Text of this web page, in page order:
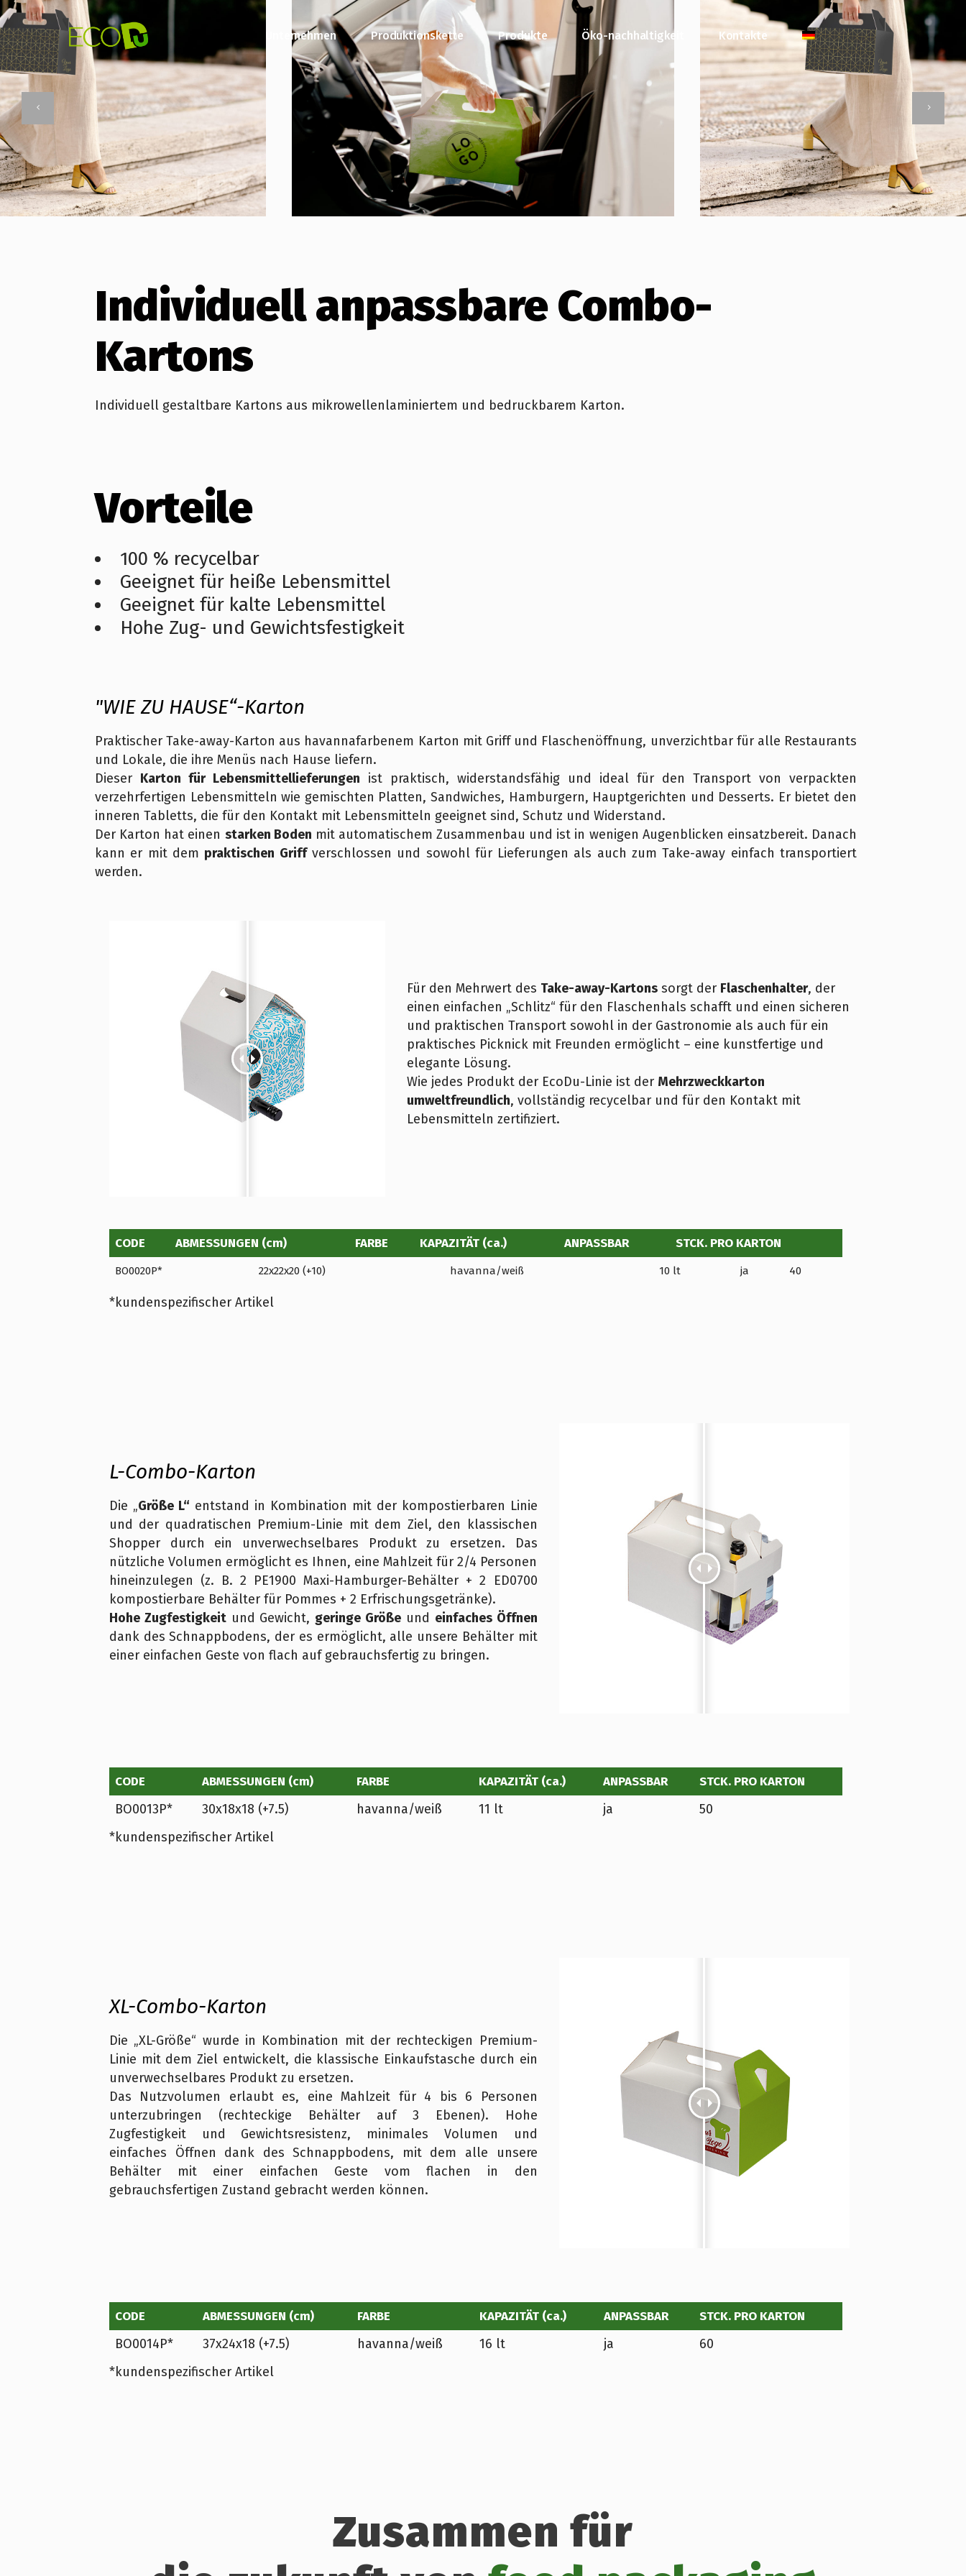
Unternehmen Produktionskette Produkte Öko-nachhaltigkeit Kontakte
Individuell anpassbare Combo-
Kartons
Individuell gestaltbare Kartons aus mikrowellenlaminiertem und bedruckbarem Karton.
Vorteile
100 % recycelbar
Geeignet für heiße Lebensmittel
Geeignet für kalte Lebensmittel
Hohe Zug- und Gewichtsfestigkeit
"WIE ZU HAUSE“-Karton
Praktischer Take-away-Karton aus havannafarbenem Karton mit Griff und Flaschenöffnung, unverzichtbar für alle Restaurants
und Lokale, die ihre Menüs nach Hause liefern.
Dieser Karton für Lebensmittellieferungen ist praktisch, widerstandsfähig und ideal für den Transport von verpackten
verzehrfertigen Lebensmitteln wie gemischten Platten, Sandwiches, Hamburgern, Hauptgerichten und Desserts. Er bietet den
inneren Tabletts, die für den Kontakt mit Lebensmitteln geeignet sind, Schutz und Widerstand.
Der Karton hat einen starken Boden mit automatischem Zusammenbau und ist in wenigen Augenblicken einsatzbereit. Danach
kann er mit dem praktischen Griffverschlossen und sowohl für Lieferungen als auch zum Take-away einfach transportiert
werden.
Für den Mehrwert des Take-away-Kartons sorgt der Flaschenhalter, der
einen einfachen „Schlitz“ für den Flaschenhals schafft und einen sicheren
und praktischen Transport sowohl in der Gastronomie als auch für ein
praktisches Picknick mit Freunden ermöglicht – eine kunstfertige und
elegante Lösung.
Wie jedes Produkt der EcoDu-Linie ist der Mehrzweckkarton
umweltfreundlich, vollständig recycelbar und für den Kontakt mit
Lebensmitteln zertifiziert.
CODE ABMESSUNGEN (cm) FARBE KAPAZITÄT (ca.) ANPASSBAR STCK. PRO KARTON
BO0020P* 22x22x20 (+10) havanna/weiß 10 lt ja 40
*kundenspezifischer Artikel
L-Combo-Karton
Die „Größe L“ entstand in Kombination mit der kompostierbaren Linie
und der quadratischen Premium-Linie mit dem Ziel, den klassischen
Shopper durch ein unverwechselbares Produkt zu ersetzen. Das
nützliche Volumen ermöglicht es Ihnen, eine Mahlzeit für 2/4 Personen
hineinzulegen (z. B. 2 PE1900 Maxi-Hamburger-Behälter + 2 ED0700
kompostierbare Behälter für Pommes + 2 Erfrischungsgetränke).
Hohe Zugfestigkeitund Gewicht, geringe Größe und einfaches Öffnen
dank des Schnappbodens, der es ermöglicht, alle unsere Behälter mit
einer einfachen Geste von flach auf gebrauchsfertig zu bringen.
CODE ABMESSUNGEN (cm) FARBE KAPAZITÄT (ca.) ANPASSBAR STCK. PRO KARTON
BO0013P* 30x18x18 (+7.5) havanna/weiß 11 lt ja
50
*kundenspezifischer Artikel
XL-Combo-Karton
Die „XL-Größe“ wurde in Kombination mit der rechteckigen Premium-
Linie mit dem Ziel entwickelt, die klassische Einkaufstasche durch ein
unverwechselbares Produkt zu ersetzen.
Das Nutzvolumen erlaubt es, eine Mahlzeit für 4 bis 6 Personen
unterzubringen (rechteckige Behälter auf 3 Ebenen). Hohe
Zugfestigkeit und Gewichtsresistenz, minimales Volumen und
einfaches Öffnen dank des Schnappbodens, mit dem alle unsere
Behälter mit einer einfachen Geste vom flachen in den
gebrauchsfertigen Zustand gebracht werden können.
CODE ABMESSUNGEN (cm) FARBE KAPAZITÄT (ca.) ANPASSBAR STCK. PRO KARTON
BO0014P* 37x24x18 (+7.5) havanna/weiß 16 lt ja
60
*kundenspezifischer Artikel
Zusammen für